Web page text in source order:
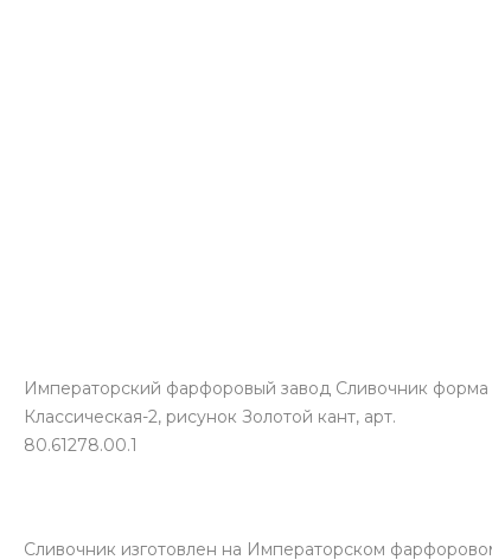
Императорский фарфоровый завод Сливочник форма
Классическая-2, рисунок Золотой кант, арт.
80.61278.00.1
Сливочник изготовлен на Императорском